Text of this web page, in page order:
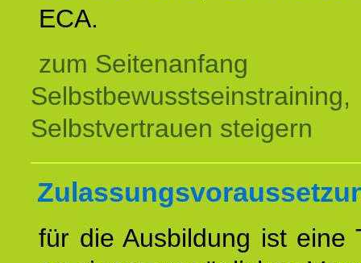
ECA.
zum Seitenanfang
Selbstbewusstseinstraining,
Selbstvertrauen steigern
für die Ausbildung ist eine